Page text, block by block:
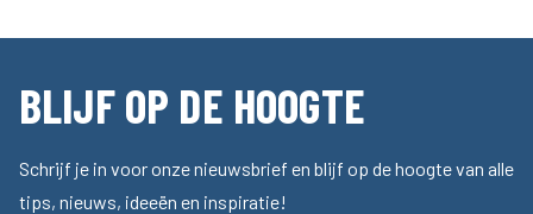
BLIJF OP DE HOOGTE
Schrijf je in voor onze nieuwsbrief en blijf op de hoogte van alle
tips, nieuws, ideeën en inspiratie!